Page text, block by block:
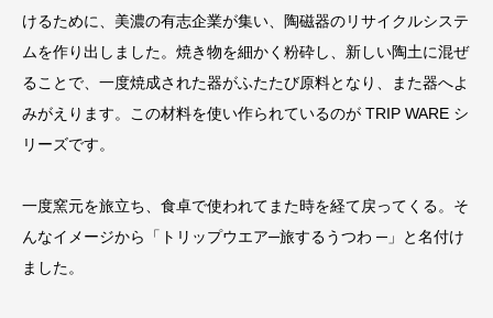
けるために、美濃の有志企業が集い、陶磁器のリサイクルシステ
ムを作り出しました。焼き物を細かく粉砕し、新しい陶土に混ぜ
ることで、一度焼成された器がふたたび原料となり、また器へよ
みがえります。この材料を使い作られているのが TRIP WARE シ
リーズです。
一度窯元を旅立ち、食卓で使われてまた時を経て戻ってくる。そ
んなイメージから「トリップウエア─旅するうつわ ─」と名付け
ました。